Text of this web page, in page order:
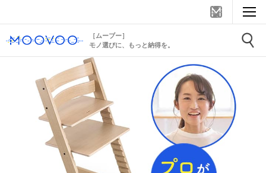
［ムーブー］
モノ選びに、もっと納得を。